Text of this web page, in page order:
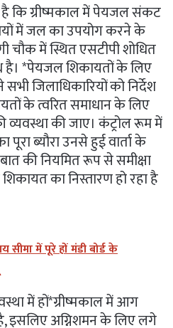
कि ग्रीष्मकाल में पेयजल संकट
में जल का उपयोग करने के
चौक में स्थित एसटीपी शोधित
*पेयजल शिकायतों के लिए
जिलाधिकारियों को निर्देश
के त्वरित समाधान के लिए
व्यवस्था की जाए। कंट्रोल रूम में
ब्यौरा उनसे हुई वार्ता के
की नियमित रूप से समीक्षा
का निस्तारण हो रहा है
सीमा में पूरे हों मंडी बोर्ड के
में हों*ग्रीष्मकाल में आग
इसलिए अग्निशमन के लिए लगे